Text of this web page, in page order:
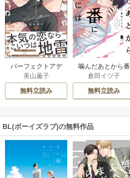
パーフェクトアデ
ィクション
美山薫子
無料立読み
噛んだあとから番
になるには【単行
本版】
倉田イツ子
無料立読み
BL(ボーイズラブ)の無料作品